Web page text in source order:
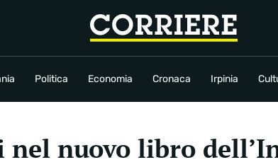
Politica Economia Cronaca Irpinia
Cronaca Irpinia Sport
nuovo libro